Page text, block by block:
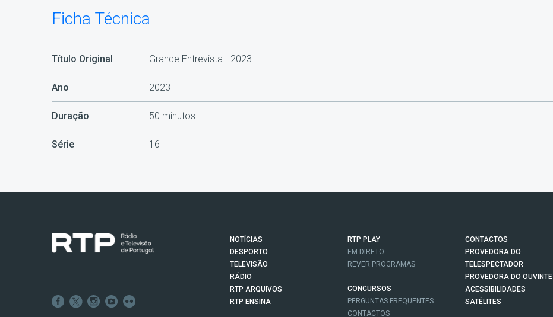
Ficha Técnica
Título Original Grande Entrevista - 2023
Ano 2023
Duração 50 minutos
Série 16
NOTÍCIAS
DESPORTO
TELEVISÃO
RÁDIO
RTP ARQUIVOS
RTP ENSINA
RTP PLAY
EM DIRETO
REVER PROGRAMAS
CONCURSOS
PERGUNTAS FREQUENTES
CONTACTOS
CONTACTOS
PROVEDORA DO
TELESPECTADOR
PROVEDORA DO OUVINTE
ACESSIBILIDADES
SATÉLITES